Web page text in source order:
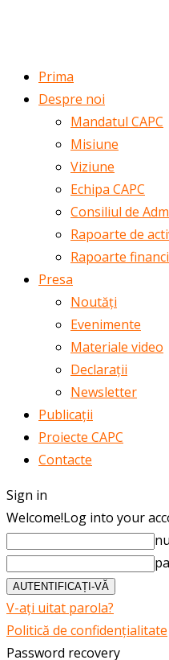
Prima
Despre noi
Mandatul CAPC
Misiune
Viziune
Echipa CAPC
Consiliul de
Rapoarte de
Rapoarte
Presa
Noutăți
Evenimente
Materiale video
Declarații
Newsletter
Publicații
Proiecte CAPC
Contacte
Sign in
Welcome!Log into your
V-ați uitat parola?
Politică de confidențialitate
Password recovery